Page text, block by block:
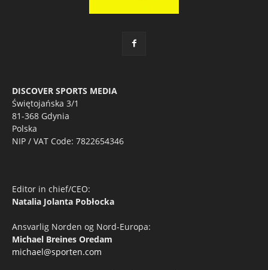
DISCOVER SPORTS MEDIA
Świętojańska 3/1
81-368 Gdynia
Polska
NIP / VAT Code: 7822654346
Editor in chief/CEO:
Natalia Jolanta Pobłocka
Ansvarlig Norden og Nord-Europa:
Michael Breines Oredam
michael@sporten.com